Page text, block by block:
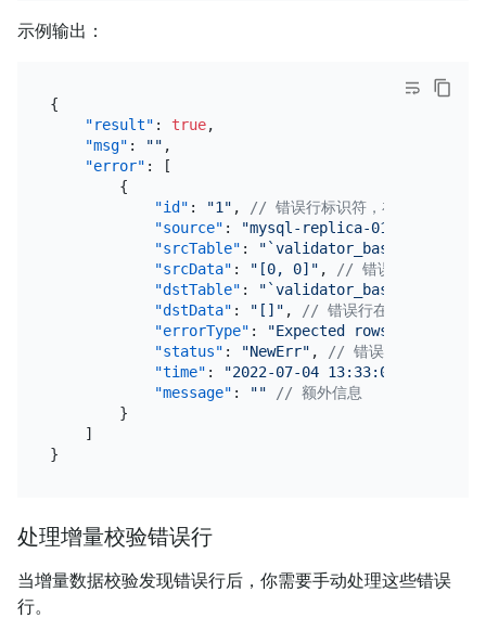
示例输出：
{
"result" : true,
"msg" : "" ,
"error" :
[
{
"id" : "1" ,
// 错误行标识符，在后续的处理
"source" : "mysql-replica-01"
"srcTable" : "`validator_basic`.`test`"
"srcData" : "[0, 0]" ,
// 错误行具体数据
"dstTable" : "`validator_basic`.`test`"
"dstData" : "[]" ,
// 错误行在下游的数据
"errorType" : "Expected rows not exist"
"status" : "NewErr" ,
// 错误状态
"time" : "2022-07-04 13:33:02"
"message" : ""
// 额外信息
}
]
}
处理增量校验错误行
当增量数据校验发现错误行后，你需要手动处理这些错误
行。